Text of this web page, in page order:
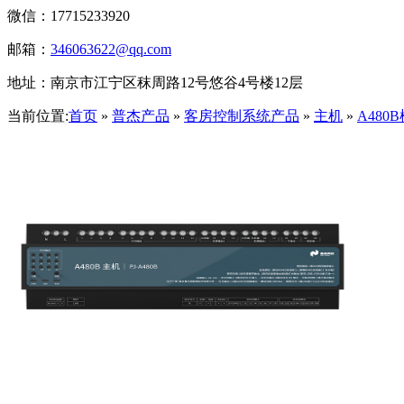
微信：17715233920
邮箱： 346063622@qq.com
地址：南京市江宁区秣周路12号悠谷4号楼12层
当前位置:首页 » 普杰产品 » 客房控制系统产品 » 主机 »